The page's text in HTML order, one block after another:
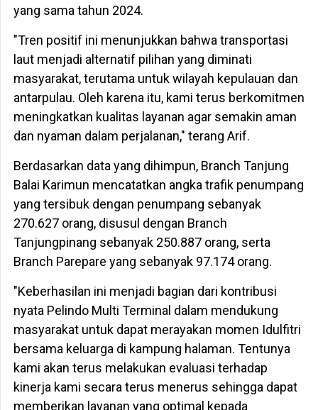
yang sama tahun 2024.
"Tren positif ini menunjukkan bahwa transportasi
laut menjadi alternatif pilihan yang diminati
masyarakat, terutama untuk wilayah kepulauan dan
antarpulau. Oleh karena itu, kami terus berkomitmen
meningkatkan kualitas layanan agar semakin aman
dan nyaman dalam perjalanan," terang Arif.
Berdasarkan data yang dihimpun, Branch Tanjung
Balai Karimun mencatatkan angka trafik penumpang
yang tersibuk dengan penumpang sebanyak
270.627 orang, disusul dengan Branch
Tanjungpinang sebanyak 250.887 orang, serta
Branch Parepare yang sebanyak 97.174 orang.
"Keberhasilan ini menjadi bagian dari kontribusi
nyata Pelindo Multi Terminal dalam mendukung
masyarakat untuk dapat merayakan momen Idulfitri
bersama keluarga di kampung halaman. Tentunya
kami akan terus melakukan evaluasi terhadap
kinerja kami secara terus menerus sehingga dapat
memberikan layanan yang optimal kepada